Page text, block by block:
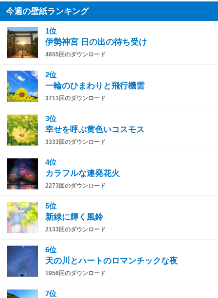
今週の壁紙ランキング
1位
伊勢神宮 日の出の待ち受け
4655回のダウンロード
2位
一輪のひまわりと飛行機雲
3711回のダウンロード
3位
幸せを呼ぶ黄色いコスモス
3333回のダウンロード
4位
カラフルな連発花火
2273回のダウンロード
5位
新緑に輝く風鈴
2133回のダウンロード
6位
天の川とハートのロマンチックな夜
1956回のダウンロード
7位